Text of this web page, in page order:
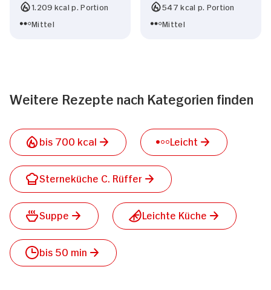
1.209 kcal p. Portion
Mittel
547 kcal p. Portion
Mittel
Weitere Rezepte nach Kategorien finden
bis 700 kcal Leicht
Sterneküche C. Rüffer
Suppe Leichte Küche
bis 50 min